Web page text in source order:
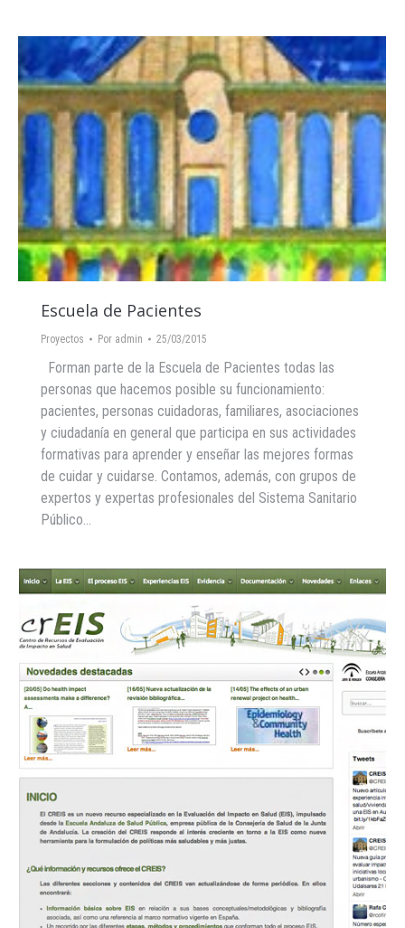
Escuela de Pacientes
Proyectos Por admin 25/03/2015
Forman parte de la Escuela de Pacientes todas las
personas que hacemos posible su funcionamiento:
pacientes, personas cuidadoras, familiares, asociaciones
y ciudadanía en general que participa en sus actividades
formativas para aprender y enseñar las mejores formas
de cuidar y cuidarse. Contamos, además, con grupos de
expertos y expertas profesionales del Sistema Sanitario
Público…